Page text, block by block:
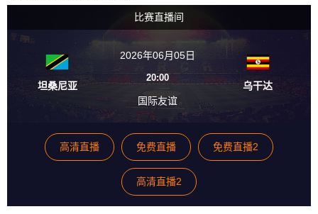
比赛直播间
坦桑尼亚
2026年06月05日
20:00
国际友谊
乌干达
高清直播 免费直播 免费直播2
高清直播2